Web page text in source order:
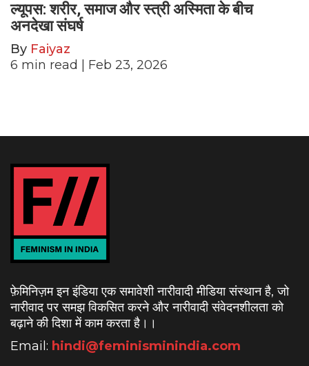
ल्यूपस: शरीर, समाज और स्त्री अस्मिता के बीच
अनदेखा संघर्ष
By Faiyaz
6 min read | Feb 23, 2026
फ़ेमिनिज़म इन इंडिया एक समावेशी नारीवादी मीडिया संस्थान है, जो
नारीवाद पर समझ विकसित करने और नारीवादी संवेदनशीलता को
बढ़ाने की दिशा में काम करता है। ।
Email: hindi@feminisminindia.com